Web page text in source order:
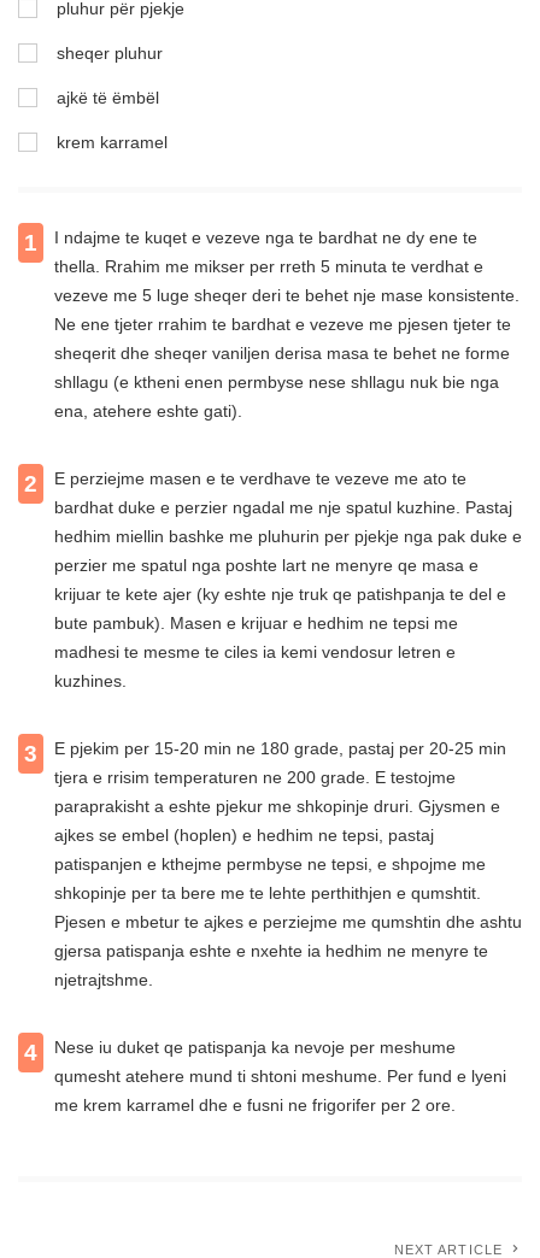
pluhur për pjekje
sheqer pluhur
ajkë të ëmbël
krem karramel
1
I ndajme te kuqet e vezeve nga te bardhat ne dy ene te
thella. Rrahim me mikser per rreth 5 minuta te verdhat e
vezeve me 5 luge sheqer deri te behet nje mase konsistente.
Ne ene tjeter rrahim te bardhat e vezeve me pjesen tjeter te
sheqerit dhe sheqer vaniljen derisa masa te behet ne forme
shllagu (e ktheni enen permbyse nese shllagu nuk bie nga
ena, atehere eshte gati).
2
E perziejme masen e te verdhave te vezeve me ato te
bardhat duke e perzier ngadal me nje spatul kuzhine. Pastaj
hedhim miellin bashke me pluhurin per pjekje nga pak duke e
perzier me spatul nga poshte lart ne menyre qe masa e
krijuar te kete ajer (ky eshte nje truk qe patishpanja te del e
bute pambuk). Masen e krijuar e hedhim ne tepsi me
madhesi te mesme te ciles ia kemi vendosur letren e
kuzhines.
3
E pjekim per 15-20 min ne 180 grade, pastaj per 20-25 min
tjera e rrisim temperaturen ne 200 grade. E testojme
paraprakisht a eshte pjekur me shkopinje druri. Gjysmen e
ajkes se embel (hoplen) e hedhim ne tepsi, pastaj
patispanjen e kthejme permbyse ne tepsi, e shpojme me
shkopinje per ta bere me te lehte perthithjen e qumshtit.
Pjesen e mbetur te ajkes e perziejme me qumshtin dhe ashtu
gjersa patispanja eshte e nxehte ia hedhim ne menyre te
njetrajtshme.
4
Nese iu duket qe patispanja ka nevoje per meshume
qumesht atehere mund ti shtoni meshume. Per fund e lyeni
me krem karramel dhe e fusni ne frigorifer per 2 ore.
NEXT ARTICLE